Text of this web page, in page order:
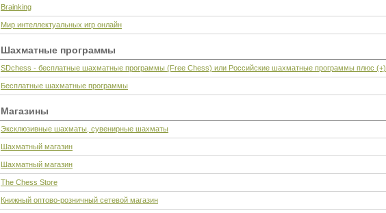
Brainking
Мир интеллектуальных игр онлайн
Шахматные программы
SDchess - бесплатные шахматные программы (Free Chess) или Российские шахматные программы плюс (+)
Бесплатные шахматные программы
Магазины
Эксклюзивные шахматы, сувенирные шахматы
Шахматный магазин
Шахматный магазин
The Chess Store
Книжный оптово-розничный сетевой магазин